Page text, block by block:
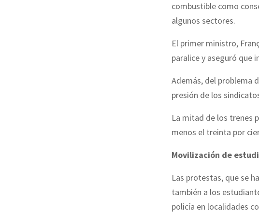
combustible como
algunos sectores.
El primer ministro,
paralice y aseguró que
Además, del problema
presión de los
La mitad de los trenes
menos el treinta por
Movilización de
Las protestas, que se
también a los
policía en localidades